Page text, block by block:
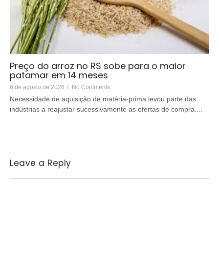
Preço do arroz no RS sobe para o maior
patamar em 14 meses
6 de agosto de 2026 / No Comments
Necessidade de aquisição de matéria-prima levou parte das
indústrias a reajustar sucessivamente as ofertas de compra....
Leave a Reply